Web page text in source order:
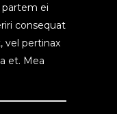
partem ei
consequat
vel pertinax
et. Mea